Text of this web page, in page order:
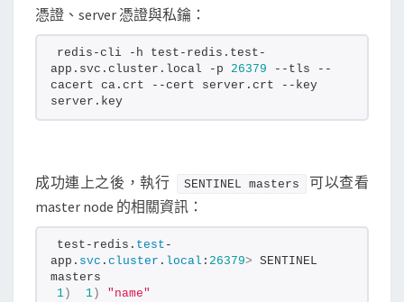
憑證、server 憑證與私鑰：
redis-cli -h test-redis.test-
app.svc.cluster.local -p 26379 --tls --
cacert ca.crt --cert server.crt --key
server.key
成功連上之後，執行 SENTINEL masters
可以查看
master node 的相關資訊：
test-redis. test -
app. svc . cluster . local : 26379> SENTINEL
masters
1 ) 1 )
"name"